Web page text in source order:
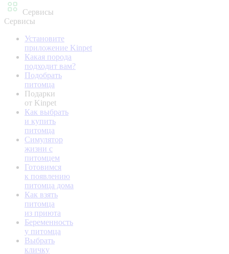
Сервисы
Сервисы
Установите
приложение Kinpet
Какая порода
подходит вам?
Подобрать
питомца
Подарки
от Kinpet
Как выбрать
и купить
питомца
Симулятор
жизни с
питомцем
Готовимся
к появлению
питомца дома
Как взять
питомца
из приюта
Беременность
у питомца
Выбрать
кличку